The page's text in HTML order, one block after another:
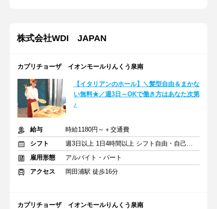
株式会社WDI JAPAN
カプリチョーザ イオンモールりんくう泉南
【イタリアンのホール】＼髪型自由＆まかな
い無料★／週3日～OKで働き方はあなた次第
♪
給与
時給1180円～＋交通費
シフト
週3日以上 1日4時間以上 シフト自由・自己申告
雇用形態
アルバイト・パート
アクセス
岡田浦駅 徒歩16分
カプリチョーザ イオンモールりんくう泉南